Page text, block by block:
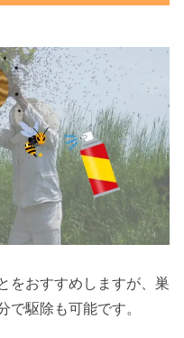
をおすすめしますが、巣
駆除も可能です。